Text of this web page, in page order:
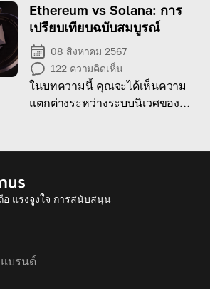
คุณได้!
Ethereum vs Solana: การ
เปรียบเทียบฉบับสมบูรณ์
08 สิงหาคม 2567
122 ความคิดเห็น
ในบทความนี้ คุณจะได้เห็นความ
แตกต่างระหว่างระบบนิเวศของ
แรงจูงใจ การสนับสนุน
บรนด์